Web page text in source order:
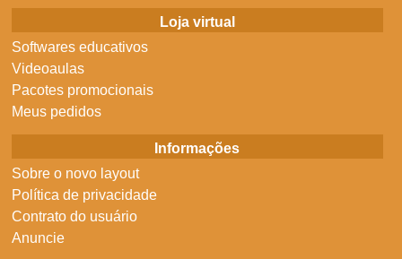
Loja virtual
Softwares educativos
Videoaulas
Pacotes promocionais
Meus pedidos
Informações
Sobre o novo layout
Política de privacidade
Contrato do usuário
Anuncie